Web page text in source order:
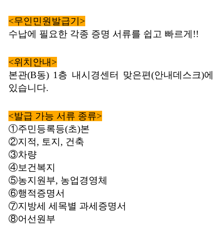
<무인민원발급기>
수납에 필요한 각종 증명 서류를 쉽고 빠르게!!
<위치안내>
본관(B동) 1 층 내시경센터 맞은편(안내데스크)에
있습니다.
<발급 가능 서류 종류>
①주민등록등(초)본
②지적, 토지, 건축
③차량
④보건복지
⑤농지원부, 농업경영체
⑥행적증명서
⑦지방세 세목별 과세증명서
⑧어선원부